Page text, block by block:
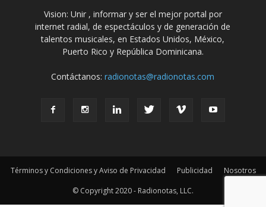
Vision: Unir , informar y ser el mejor portal por
internet radial, de espectáculos y de generación de
talentos musicales, en Estados Unidos, México,
Puerto Rico y República Dominicana.
Contáctanos:radionotas@radionotas.com
Términos y Condiciones y Aviso de Privacidad Publicidad
Nosotros
© Copyright 2020 - Radionotas, LLC.